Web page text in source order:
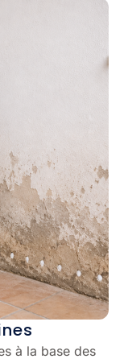
à la base des